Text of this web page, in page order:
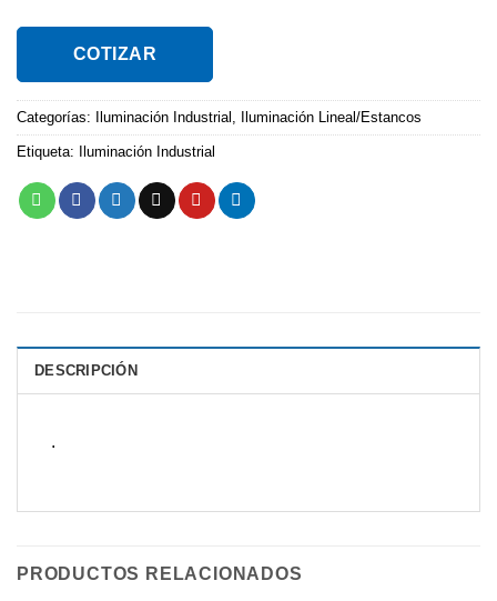
COTIZAR
Categorías: Iluminación Industrial Iluminación Lineal/Estancos
Etiqueta: Iluminación Industrial
DESCRIPCIÓN
.
PRODUCTOS RELACIONADOS